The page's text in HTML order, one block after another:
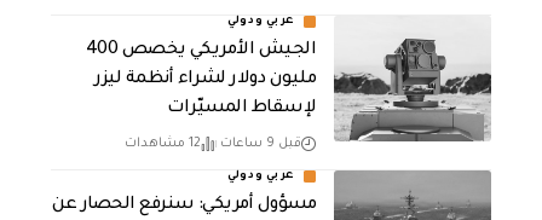
عربي ودولي
الجيش الأمريكي يخصص 400
مليون دولار لشراء أنظمة ليزر
لإسقاط المسيّرات
قبل 9 ساعات 12 مشاهدات
عربي ودولي
مسؤول أمريكي: سنرفع الحصار عن